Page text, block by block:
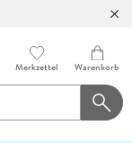
Merkzettel Warenkorb